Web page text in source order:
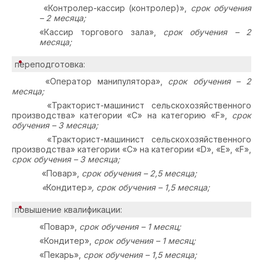
«Контролер-кассир (контролер)»,
срок обучения
– 2 месяца;
«Кассир торгового зала»,
срок обучения – 2
месяца;
переподготовка:
«Оператор манипулятора», срок обучения – 2
месяца;
«Тракторист-машинист сельскохозяйственного
производства» категории «С» на категорию «F», срок
обучения – 3 месяца;
«Тракторист-машинист сельскохозяйственного
производства» категории «С» на категории «D», «Е», «F»,
срок обучения – 3 месяца;
«Повар», срок обучения – 2,5 месяца;
«Кондитер», срок обучения – 1,5 месяца;
повышение квалификации:
«Повар», срок обучения – 1 месяц;
«Кондитер», срок обучения – 1 месяц;
«Пекарь», срок обучения – 1,5 месяца;